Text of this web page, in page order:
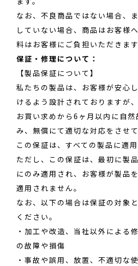
なお、不良商品ではない場合、
していない場合、商品はお客様
料はお客様にご負担いただきます
保証・修理について：
【製品保証について】
私たちの製品は、お客様が安心
けるよう設計されておりますが、
お買い求めから6ヶ月以内に自
み、無償にて適切な対応をさせ
この保証は、すべての製品に適用
ただし、この保証は、最初に製
にのみ適用され、お客様が製品
適用されません。
なお、以下の場合は保証の対象
ください。
・加工や改造、当社以外による
の故障や損傷
・事故や誤用、放置、不適切な